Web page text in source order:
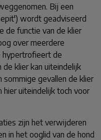
Bij een
wordt geadviseerd
de functie van de klier
over meerdere
hypertrofieert de
klier kan uiteindelijk
gevallen de klier
hier uiteindelijk toch voor
zijn het verwijderen
in het ooglid van de hond